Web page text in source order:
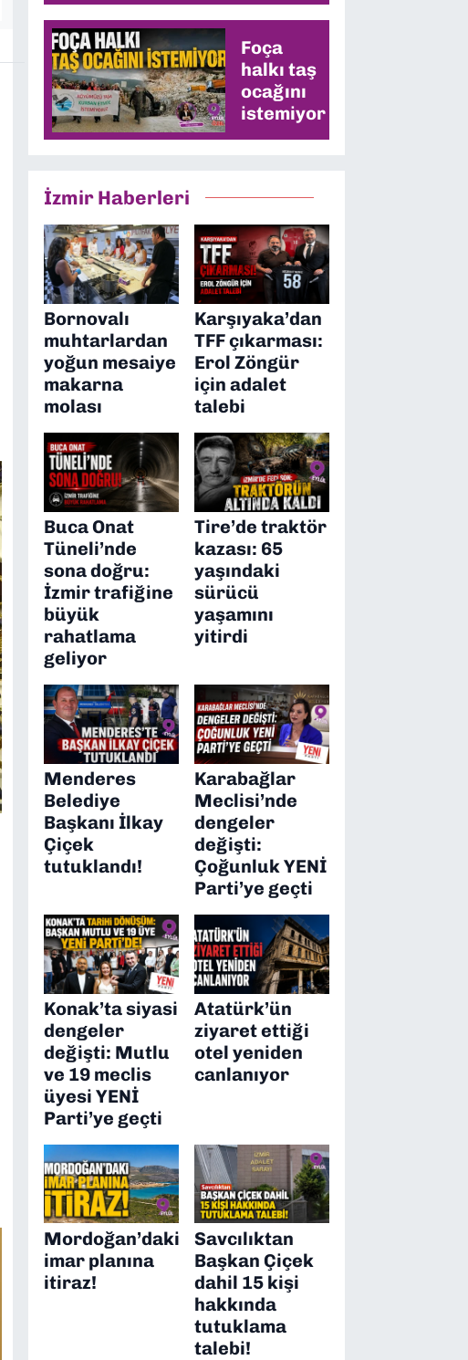
değişecek
mi?
Foça
halkı taş
ocağını
istemiyor
İzmir Haberleri
Bornovalı
muhtarlardan
yoğun mesaiye
makarna
molası
Karşıyaka’dan
TFF çıkarması:
Erol Zöngür
için adalet
talebi
Buca Onat
Tüneli’nde
sona doğru:
İzmir trafiğine
büyük
rahatlama
geliyor
Tire’de traktör
kazası: 65
yaşındaki
sürücü
yaşamını
yitirdi
Menderes
Belediye
Başkanı İlkay
Çiçek
tutuklandı!
Karabağlar
Meclisi’nde
dengeler
değişti:
Çoğunluk YENİ
Parti’ye geçti
Konak’ta siyasi
dengeler
değişti: Mutlu
ve 19 meclis
üyesi YENİ
Parti’ye geçti
Atatürk’ün
ziyaret ettiği
otel yeniden
canlanıyor
Mordoğan’daki
imar planına
itiraz!
Savcılıktan
Başkan Çiçek
dahil 15 kişi
hakkında
tutuklama
talebi!